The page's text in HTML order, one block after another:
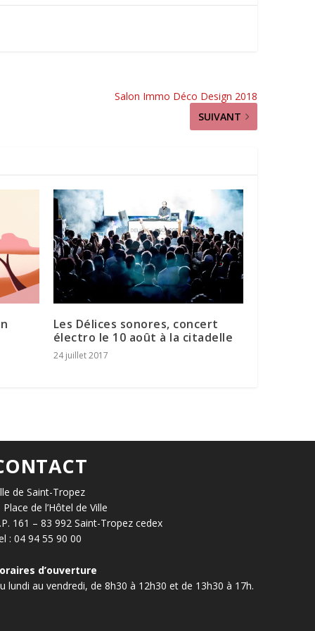
Salon Immo Déco Design 2018
SUIVANT
Les Délices sonores, concert
électro le 10 août à la citadelle
24 juillet 2017
de Saint-Tropez
Place de l’Hôtel de Ville
161 – 83 992 Saint-Tropez cedex
: 04 94 55 90 00
d’ouverture
lundi au vendredi, de 8h30 à 12h30 et de 13h30 à 17h.